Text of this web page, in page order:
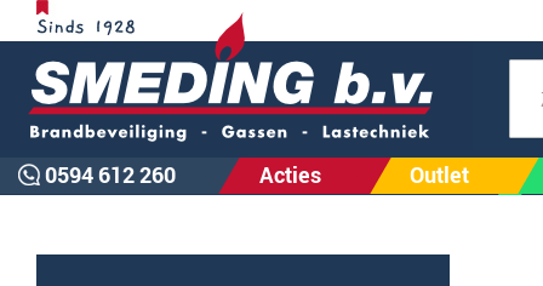
0594 612 260 Acties Outlet